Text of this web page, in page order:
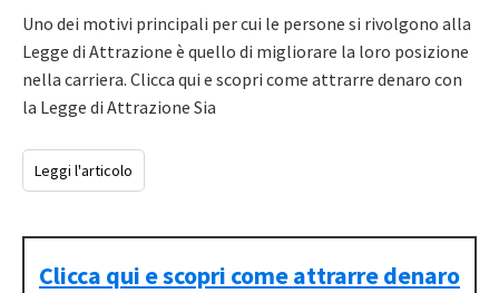
Uno dei motivi principali per cui le persone si rivolgono alla
Legge di Attrazione è quello di migliorare la loro posizione
nella carriera. Clicca qui e scopri come attrarre denaro con
la Legge di Attrazione Sia
Leggi l'articolo
Clicca qui e scopri come attrarre denaro